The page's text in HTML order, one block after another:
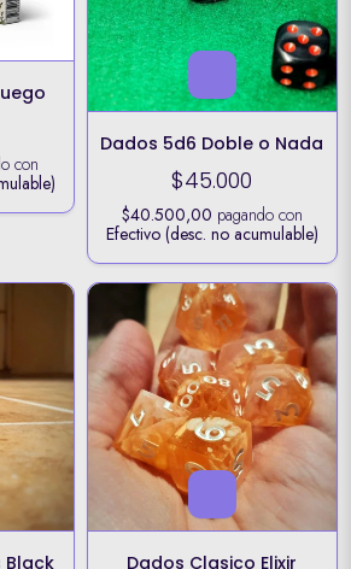
con
Dados 5d6 Doble o Nada
$45.000
$40.500,00 pagando con
Efectivo (desc. no acumulable)
Black Dados Clasico Elixir